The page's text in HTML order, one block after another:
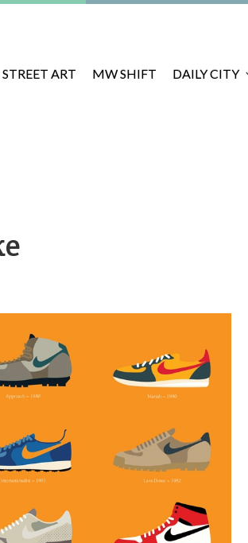
STREET ART MW SHIFT DAILY CITY